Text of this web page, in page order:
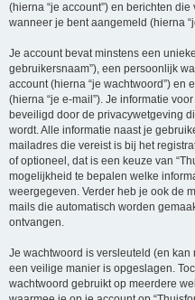
(hierna “je account”) en berichten
wanneer je bent aangemeld (hierna
Je account bevat minstens een
gebruikersnaam”), een persoonlijk
account (hierna “je wachtwoord”)
(hierna “je e-mail”). Je informatie
beveiligd door de privacywetgeving
wordt. Alle informatie naast je
mailadres die vereist is bij het
of optioneel, dat is een keuze van
mogelijkheid te bepalen welke
weergegeven. Verder heb je ook de
mails die automatisch worden
ontvangen.
Je wachtwoord is versleuteld (en
een veilige manier is opgeslagen.
wachtwoord gebruikt op meerdere